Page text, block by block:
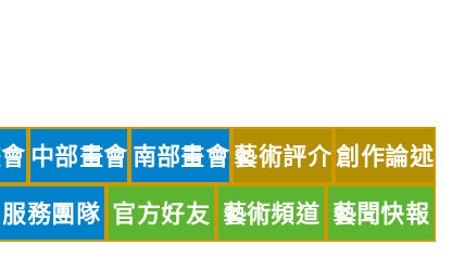
中部畫會 南部畫會藝術評介創作論述
服務團隊 官方好友 藝術頻道 藝聞快報